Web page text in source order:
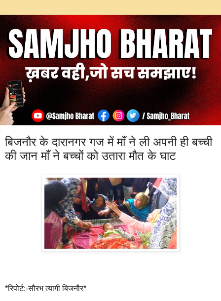
बिजनौर के दारानगर गज में माँ ने ली अपनी ही बच्ची
की जान माँ ने बच्चों को उतारा मौत के घाट
*रिपोर्ट:-सौरभ त्यागी बिजनौर*